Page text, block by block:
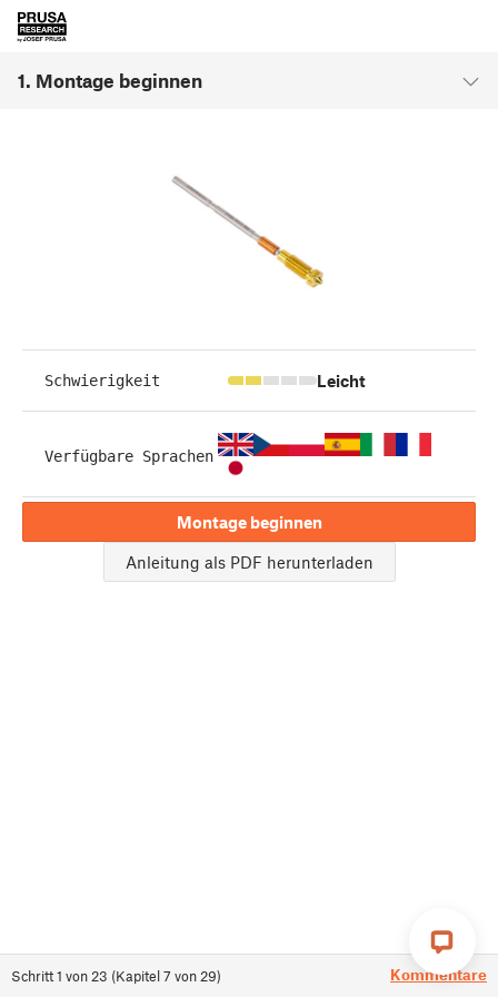
1. Montage beginnen
Schritt1 von 23 (Kapitel7 von 29) Kommentare
Schwierigkeit Leicht
Verfügbare Sprachen
Montage beginnen
Anleitung als PDF herunterladen